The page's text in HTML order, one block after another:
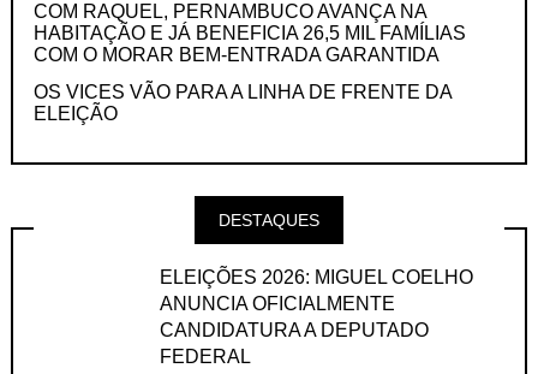
COM RAQUEL, PERNAMBUCO AVANÇA NA
HABITAÇÃO E JÁ BENEFICIA 26,5 MIL FAMÍLIAS
COM O MORAR BEM-ENTRADA GARANTIDA
OS VICES VÃO PARA A LINHA DE FRENTE DA
ELEIÇÃO
DESTAQUES
ELEIÇÕES 2026: MIGUEL COELHO
ANUNCIA OFICIALMENTE
CANDIDATURA A DEPUTADO
FEDERAL